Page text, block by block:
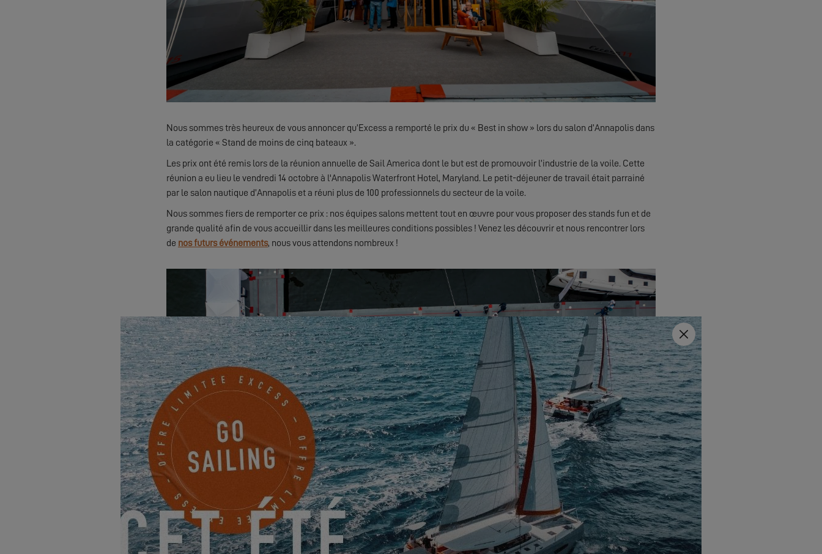
Nous sommes très heureux de vous annoncer qu’Excess a remporté le prix du « Best in show » lors du salon d’Annapolis dans
la catégorie « Stand de moins de cinq bateaux ».
Les prix ont été remis lors de la réunion annuelle de Sail America dont le but est de promouvoir l’industrie de la voile. Cette
réunion a eu lieu le vendredi 14 octobre à l'Annapolis Waterfront Hotel, Maryland. Le petit-déjeuner de travail était parrainé
par le salon nautique d’Annapolis et a réuni plus de 100 professionnels du secteur de la voile.
Nous sommes fiers de remporter ce prix : nos équipes salons mettent tout en œuvre pour vous proposer des stands fun et de
grande qualité afin de vous accueillir dans les meilleures conditions possibles ! Venez les découvrir et nous rencontrer lors
de nos futurs événements, nous vous attendons nombreux !
Fermer